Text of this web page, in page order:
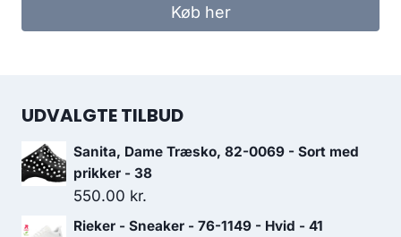
Køb her
UDVALGTE TILBUD
Sanita, Dame Træsko, 82-0069 - Sort med
prikker - 38
550.00 kr.
Rieker - Sneaker - 76-1149 - Hvid - 41